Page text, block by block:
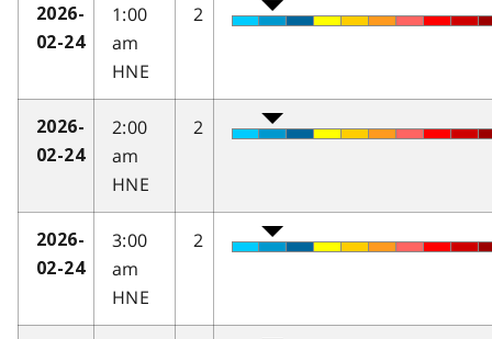
2026-
02-24
1:00
am
HNE
2
2026-
02-24
2:00
am
HNE
2
2026-
02-24
3:00
am
HNE
2